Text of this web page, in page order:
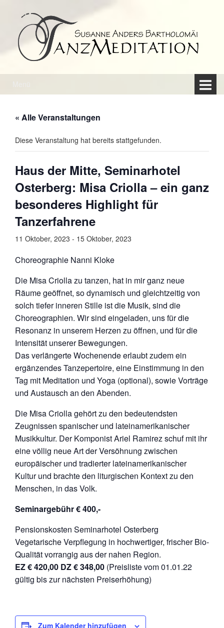
Hauptmenü
springen
« Alle Veranstaltungen
Diese Veranstaltung hat bereits stattgefunden.
Haus der Mitte, Seminarhotel
Osterberg: Misa Criolla – ein ganz
besonderes Highlight für
Tanzerfahrene
11 Oktober, 2023 - 15 Oktober, 2023
Choreographie Nanni Kloke
Die Misa Criolla zu tanzen, hat in mir ganz neue
Räume geöffnet, so dynamisch und gleichtzeitig von
solch tiefer inneren Stille ist die Musik, sind die
Choreographien. Wir sind eingeladen, uns für die
Resonanz in unserem Herzen zu öffnen, und für die
Intensität unserer Bewegungen.
Das verlängerte Wochenende erlaubt zudem ein
ergänzendes Tanzepertoire, eine Einstimmung in den
Tag mit Meditation und Yoga (optional), sowie Vorträge
und Austausch an den Abenden.
Die Misa Criolla gehört zu den bedeutendsten
Zeugnissen spanischer und lateinamerikanischer
Musikkultur. Der Komponist Ariel Ramirez schuf mit ihr
eine völlig neue Art der Versöhnung zwischen
europäischer und tradierter lateinamerikanischer
Kultur und brachte den liturgischen Kontext zu den
Menschen, in das Volk.
Seminargebühr € 400,-
Pensionskosten Seminarhotel Osterberg
Vegetarische Verpflegung in hochwertiger, frischer Bio-
Qualität vorrangig aus der nahen Region.
EZ € 420,00 DZ € 348,00 (Preisliste vom 01.01.22
gültig bis zur nächsten Preiserhöhung)
Zum Kalender hinzufügen